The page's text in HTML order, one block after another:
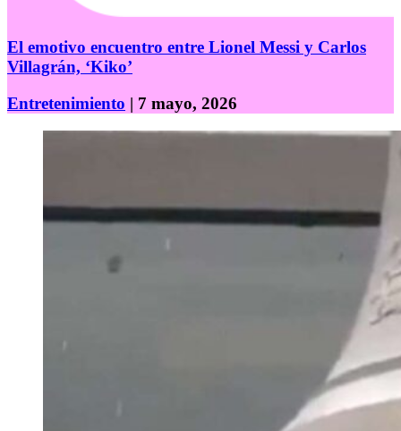
El emotivo encuentro entre Lionel Messi y Carlos
Villagrán, ‘Kiko’
Entretenimiento | 7 mayo, 2026